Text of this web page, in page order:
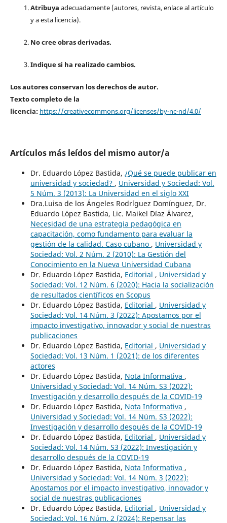
Atribuya adecuadamente (autores, revista, enlace al artículo
y a esta licencia).
No cree obras derivadas.
Indique si ha realizado cambios.
Los autores conservan los derechos de autor.
Texto completo de la
licencia: https://creativecommons.org/licenses/by-nc-nd/4.0/
Artículos más leídos del mismo autor/a
Dr. Eduardo López Bastida, ¿Qué se puede publicar en
universidad y sociedad? , Universidad y Sociedad: Vol.
5 Núm. 3 (2013): La Universidad en el siglo XXI
Dra.Luisa de los Ángeles Rodríguez Domínguez, Dr.
Eduardo López Bastida, Lic. Maikel Díaz Álvarez,
Necesidad de una estrategia pedagógica en
capacitación, como fundamento para evaluar la
gestión de la calidad. Caso cubano , Universidad y
Sociedad: Vol. 2 Núm. 2 (2010): La Gestión del
Conocimiento en la Nueva Universidad Cubana
Dr. Eduardo López Bastida, Editorial , Universidad y
Sociedad: Vol. 12 Núm. 6 (2020): Hacia la socialización
de resultados científicos en Scopus
Dr. Eduardo López Bastida, Editorial , Universidad y
Sociedad: Vol. 14 Núm. 3 (2022): Apostamos por el
impacto investigativo, innovador y social de nuestras
publicaciones
Dr. Eduardo López Bastida, Editorial , Universidad y
Sociedad: Vol. 13 Núm. 1 (2021): de los diferentes
actores
Dr. Eduardo López Bastida, Nota Informativa ,
Universidad y Sociedad: Vol. 14 Núm. S3 (2022):
Investigación y desarrollo después de la COVID-19
Dr. Eduardo López Bastida, Nota Informativa ,
Universidad y Sociedad: Vol. 14 Núm. S3 (2022):
Investigación y desarrollo después de la COVID-19
Dr. Eduardo López Bastida, Editorial , Universidad y
Sociedad: Vol. 14 Núm. S3 (2022): Investigación y
desarrollo después de la COVID-19
Dr. Eduardo López Bastida, Nota Informativa ,
Universidad y Sociedad: Vol. 14 Núm. 3 (2022):
Apostamos por el impacto investigativo, innovador y
social de nuestras publicaciones
Dr. Eduardo López Bastida, Editorial , Universidad y
Sociedad: Vol. 16 Núm. 2 (2024): Repensar las